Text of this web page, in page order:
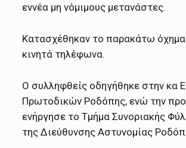
εννέα μη νόμιμους μετανάστες.
Κατασχέθηκαν το παρακάτω όχημα
κινητά τηλέφωνα.
Ο συλληφθείς οδηγήθηκε στην κα
Πρωτοδικών Ροδόπης, ενώ την
ενήργησε το Τμήμα Συνοριακής
της Διεύθυνσης Αστυνομίας